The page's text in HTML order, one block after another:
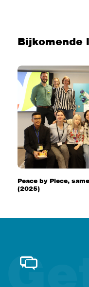
Bijkomende
Peace by Piece,
(2025)